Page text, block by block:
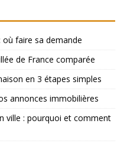
faire sa demande
de France comparée
en 3 étapes simples
annonces immobilières
ville : pourquoi et comment